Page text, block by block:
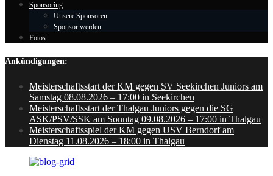
Sponsoring
Unsere Sponsoren
Sponsor werden
Fotos
Ankündigungen:
Meisterschaftsstart der KM gegen SV Seekirchen Juniors am
Samstag 08.08.2026 – 17:00 in Seekirchen
Meisterschaftsstart der Thalgau Juniors gegen die SG
ASK/PSV/SSK am Sonntag 09.08.2026 – 17:00 in Thalgau
Meisterschaftsspiel der KM gegen USV Berndorf am
Dienstag 11.08.2026 – 18:00 in Thalgau